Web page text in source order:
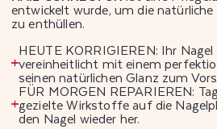
entwickelt wurde, um die
zu enthüllen.
HEUTE KORRIGIEREN: Ihr
vereinheitlicht mit einem
seinen natürlichen Glanz zum
FÜR MORGEN REPARIEREN:
gezielte Wirkstoffe auf die
den Nagel wieder her.